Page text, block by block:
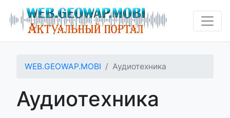
WEB.GEOWAP.MOBI Аудиотехника
Аудиотехника